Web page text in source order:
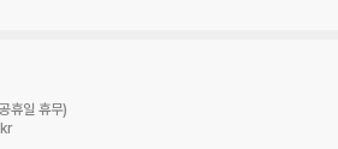
휴일 휴무)